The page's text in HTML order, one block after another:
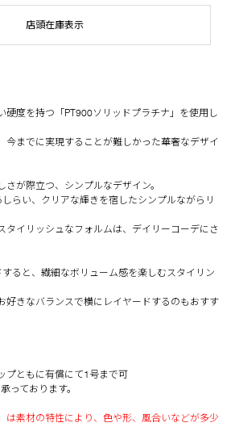
店頭在庫表示
硬度を持つ「PT900ソリッドプラチナ」を使用し
今までに実現することが難しかった華奢なデザイ
が際立つ、シンプルなデザイン。
らい、クリアな輝きを宿したシンプルながらリ
タイリッシュなフォルムは、デイリーコーデにさ
ると、繊細なボリューム感を楽しむスタイリン
好きなバランスで横にレイヤードするのもおすす
プともに有償にて1号まで可
っております。
素材の特性により、色や形、風合いなどが多少